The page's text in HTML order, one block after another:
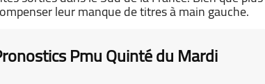
leur manque de titres à main gauche.
Pmu Quinté du Mardi